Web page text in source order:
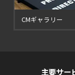
CMギャラリー
主要サー